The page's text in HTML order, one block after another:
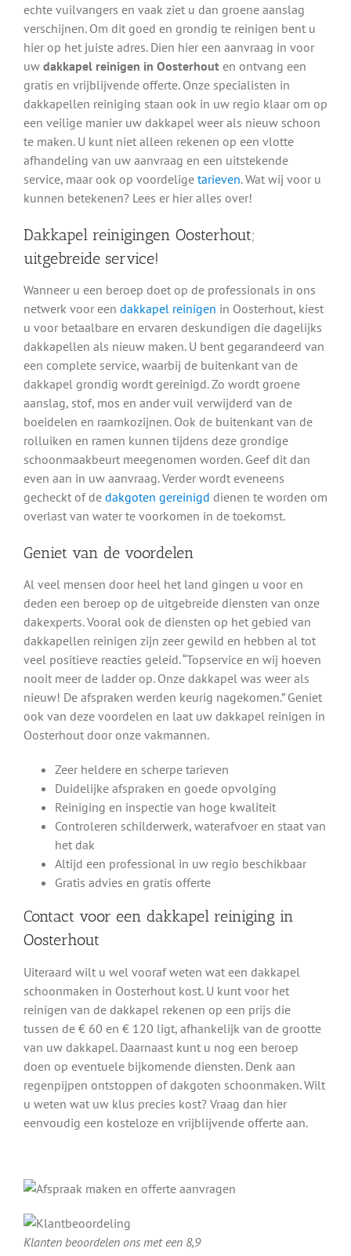
echte vuilvangers en vaak ziet u dan groene aanslag
verschijnen. Om dit goed en grondig te reinigen bent u
hier op het juiste adres. Dien hier een aanvraag in voor
uw dakkapel reinigen in Oosterhouten ontvang een
gratis en vrijblijvende offerte. Onze specialisten in
dakkapellen reiniging staan ook in uw regio klaar om op
een veilige manier uw dakkapel weer als nieuw schoon
te maken. U kunt niet alleen rekenen op een vlotte
afhandeling van uw aanvraag en een uitstekende
service, maar ook op voordelige tarieven. Wat wij voor u
kunnen betekenen? Lees er hier alles over!
Dakkapel reinigingen Oosterhout;
uitgebreide service!
Wanneer u een beroep doet op de professionals in ons
netwerk voor een dakkapel reinigen in Oosterhout, kiest
u voor betaalbare en ervaren deskundigen die dagelijks
dakkapellen als nieuw maken. U bent gegarandeerd van
een complete service, waarbij de buitenkant van de
dakkapel grondig wordt gereinigd. Zo wordt groene
aanslag, stof, mos en ander vuil verwijderd van de
boeidelen en raamkozijnen. Ook de buitenkant van de
rolluiken en ramen kunnen tijdens deze grondige
schoonmaakbeurt meegenomen worden. Geef dit dan
even aan in uw aanvraag. Verder wordt eveneens
gecheckt of de dakgoten gereinigd dienen te worden om
overlast van water te voorkomen in de toekomst.
Geniet van de voordelen
Al veel mensen door heel het land gingen u voor en
deden een beroep op de uitgebreide diensten van onze
dakexperts. Vooral ook de diensten op het gebied van
dakkapellen reinigen zijn zeer gewild en hebben al tot
veel positieve reacties geleid. “Topservice en wij hoeven
nooit meer de ladder op. Onze dakkapel was weer als
nieuw! De afspraken werden keurig nagekomen.” Geniet
ook van deze voordelen en laat uw dakkapel reinigen in
Oosterhout door onze vakmannen.
Zeer heldere en scherpe tarieven
Duidelijke afspraken en goede opvolging
Reiniging en inspectie van hoge kwaliteit
Controleren schilderwerk, waterafvoer en staat van
het dak
Altijd een professional in uw regio beschikbaar
Gratis advies en gratis offerte
Contact voor een dakkapel reiniging in
Oosterhout
Uiteraard wilt u wel vooraf weten wat een dakkapel
schoonmaken in Oosterhout kost. U kunt voor het
reinigen van de dakkapel rekenen op een prijs die
tussen de € 60 en € 120 ligt, afhankelijk van de grootte
van uw dakkapel. Daarnaast kunt u nog een beroep
doen op eventuele bijkomende diensten. Denk aan
regenpijpen ontstoppen of dakgoten schoonmaken. Wilt
u weten wat uw klus precies kost? Vraag dan hier
eenvoudig een kosteloze en vrijblijvende offerte aan.
Klanten beoordelen ons met een 8,9